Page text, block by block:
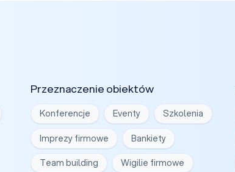
Przeznaczenie obiektów
Konferencje Eventy Szkolenia
Imprezy firmowe Bankiety
Team building Wigilie firmowe